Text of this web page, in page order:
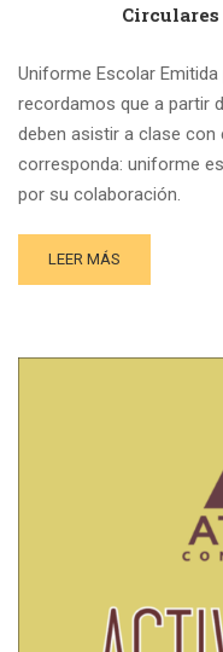
Circulares
Uniforme Escolar
recordamos que a partir
deben asistir a clase
corresponda: uniforme
por su colaboración.
LEER MÁS